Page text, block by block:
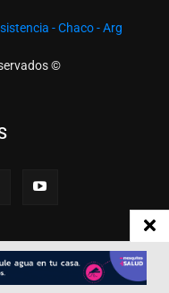
- Chaco - Arg
©
Studio